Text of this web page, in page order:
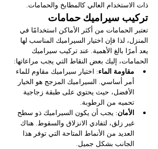
ذات الاستخدام العالي كالمطابخ والحمامات.
تركيب سيراميك حمامات
تعتبر الحمامات من أكثر الأماكن استخدامًا في
المنزل، لذا فإن اختيار السيراميك المناسب لها
يعد أمرًا بالغ الأهمية. عند تركيب سيراميك
الحمامات، إليك بعض النقاط التي يجب مراعاتها:
مقاومة الماء: اختيار سيراميك مقاوم للماء
أمر أساسي. السيراميك المزجج هو الخيار
الأفضل، حيث يحتوي على طبقة زجاجية
تحميه من الرطوبة.
الأمان: يجب أن يكون السيراميك ذو سطح
غير زلق، لتفادي الانزلاق والسقوط. هناك
العديد من الأنماط المتاحة التي توفر هذا
الجانب بشكل جميل.